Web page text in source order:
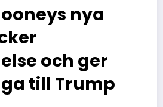
nya
och ger
till Trump